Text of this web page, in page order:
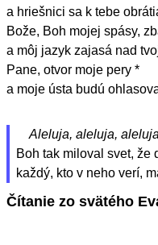
a hriešnici sa k tebe
Bože, Boh mojej spásy,
a môj jazyk zajasá nad
Pane, otvor moje pery *
a moje ústa budú
Aleluja, aleluja,
Boh tak miloval svet, že
každý, kto v neho verí,
Čítanie zo svätého